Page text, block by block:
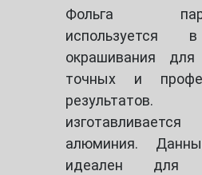
Фольга
используется
окрашивания для
точных и
алюминия.
идеален для